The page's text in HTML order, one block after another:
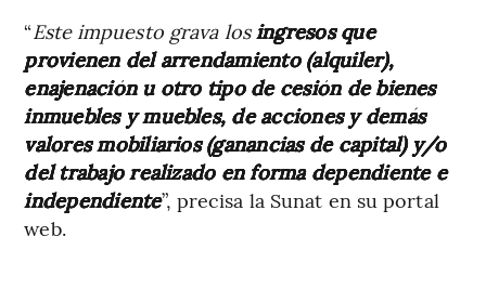
“Este impuesto grava los ingresos que
provienen del arrendamiento (alquiler),
enajenación u otro tipo de cesión de bienes
inmuebles y muebles, de acciones y demás
valores mobiliarios (ganancias de capital) y/o
del trabajo realizado en forma dependiente e
independiente”, precisa la Sunat en su portal
web.